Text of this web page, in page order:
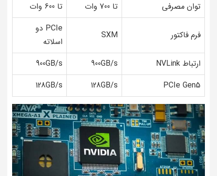
توان مصرفی
تا 700 وات تا 600 وات
فرم فاکتور SXM
PCIe دو
اسلاته
ارتباط NVLink
900GB/s
900GB/s
PCIe Gen5
128GB/s
128GB/s